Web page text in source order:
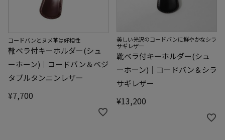
コードバンとヌメ革は好相性
靴ベラ付キーホルダー(シュ
ーホーン)｜コードバン＆ベジ
タブルタンニンレザー
¥7,700
美しい光沢のコードバンに鮮やかなシラ
サギレザー
靴ベラ付キーホルダー(シュ
ーホーン)｜コードバン＆シラ
サギレザー
¥13,200